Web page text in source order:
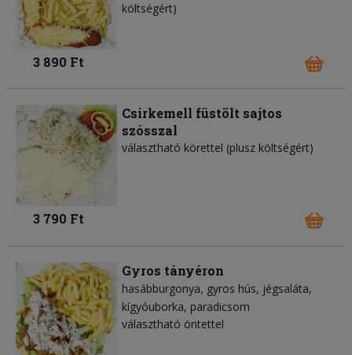
költségért)
3 890 Ft
Csirkemell füstölt sajtos
szósszal
választható körettel (plusz költségért)
3 790 Ft
Gyros tányéron
hasábburgonya gyros hús jégsaláta
kígyóuborka paradicsom
választható öntettel